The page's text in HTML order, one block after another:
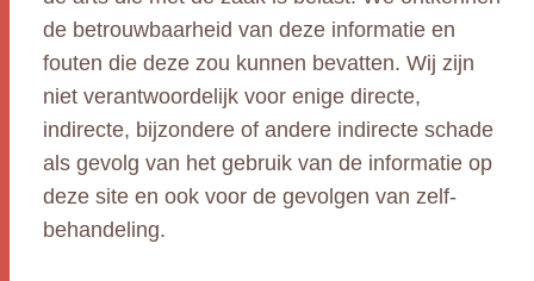
de betrouwbaarheid van deze informatie en
fouten die deze zou kunnen bevatten. Wij zijn
niet verantwoordelijk voor enige directe,
indirecte, bijzondere of andere indirecte schade
als gevolg van het gebruik van de informatie op
deze site en ook voor de gevolgen van zelf-
behandeling.